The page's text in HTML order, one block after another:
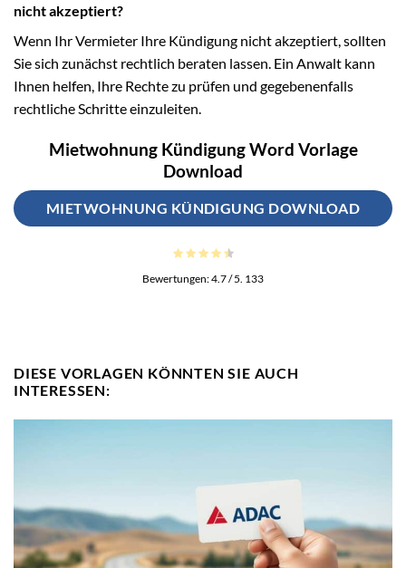
nicht akzeptiert?
Wenn Ihr Vermieter Ihre Kündigung nicht akzeptiert, sollten
Sie sich zunächst rechtlich beraten lassen. Ein Anwalt kann
Ihnen helfen, Ihre Rechte zu prüfen und gegebenenfalls
rechtliche Schritte einzuleiten.
Mietwohnung Kündigung Word Vorlage
Download
MIETWOHNUNG KÜNDIGUNG DOWNLOAD
Bewertungen:4.7/ 5. 133
DIESE VORLAGEN KÖNNTEN SIE AUCH
INTERESSEN: